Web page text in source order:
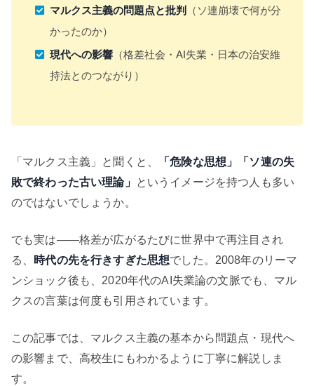
マルクス主義の問題点と批判
（ソ連崩壊で何が分
かったのか）
現代への影響（格差社会・AI失業・日本の治安維
持法とのつながり）
「マルクス主義」と聞くと、
「危険な思想」「ソ連の失
敗で終わった古い理論」 というイメージを持つ人も多い
のではないでしょうか。
でも実は——格差が広がるたびに世界中で再注目され
る、 時代の先を行きすぎた思想でした。2008年のリーマ
ンショック後も、2020年代のAI失業論の文脈でも、マル
クスの言葉は何度も引用されています。
この記事では、マルクス主義の基本から問題点・現代へ
の影響まで、高校生にもわかるように丁寧に解説しま
す。